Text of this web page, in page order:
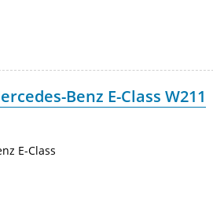
Benz E-Class W211
E-Class